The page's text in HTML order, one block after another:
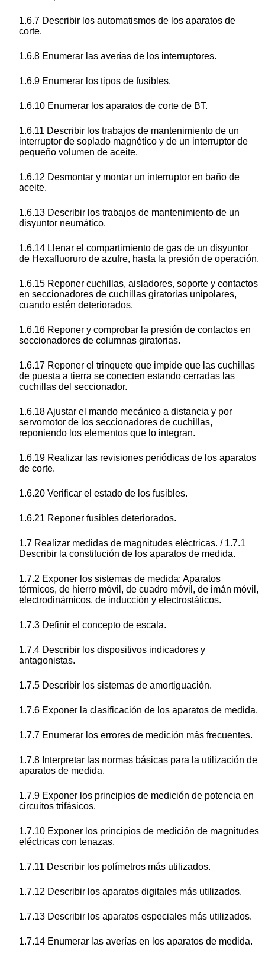
1.6.7 Describir los automatismos de los aparatos de
corte.
1.6.8 Enumerar las averías de los interruptores.
1.6.9 Enumerar los tipos de fusibles.
1.6.10 Enumerar los aparatos de corte de BT.
1.6.11 Describir los trabajos de mantenimiento de un
interruptor de soplado magnético y de un interruptor de
pequeño volumen de aceite.
1.6.12 Desmontar y montar un interruptor en baño de
aceite.
1.6.13 Describir los trabajos de mantenimiento de un
disyuntor neumático.
1.6.14 Llenar el compartimiento de gas de un disyuntor
de Hexafluoruro de azufre, hasta la presión de operación.
1.6.15 Reponer cuchillas, aisladores, soporte y contactos
en seccionadores de cuchillas giratorias unipolares,
cuando estén deteriorados.
1.6.16 Reponer y comprobar la presión de contactos en
seccionadores de columnas giratorias.
1.6.17 Reponer el trinquete que impide que las cuchillas
de puesta a tierra se conecten estando cerradas las
cuchillas del seccionador.
1.6.18 Ajustar el mando mecánico a distancia y por
servomotor de los seccionadores de cuchillas,
reponiendo los elementos que lo integran.
1.6.19 Realizar las revisiones periódicas de los aparatos
de corte.
1.6.20 Verificar el estado de los fusibles.
1.6.21 Reponer fusibles deteriorados.
1.7 Realizar medidas de magnitudes eléctricas. / 1.7.1
Describir la constitución de los aparatos de medida.
1.7.2 Exponer los sistemas de medida: Aparatos
térmicos, de hierro móvil, de cuadro móvil, de imán móvil,
electrodinámicos, de inducción y electrostáticos.
1.7.3 Definir el concepto de escala.
1.7.4 Describir los dispositivos indicadores y
antagonistas.
1.7.5 Describir los sistemas de amortiguación.
1.7.6 Exponer la clasificación de los aparatos de medida.
1.7.7 Enumerar los errores de medición más frecuentes.
1.7.8 Interpretar las normas básicas para la utilización de
aparatos de medida.
1.7.9 Exponer los principios de medición de potencia en
circuitos trifásicos.
1.7.10 Exponer los principios de medición de magnitudes
eléctricas con tenazas.
1.7.11 Describir los polímetros más utilizados.
1.7.12 Describir los aparatos digitales más utilizados.
1.7.13 Describir los aparatos especiales más utilizados.
1.7.14 Enumerar las averías en los aparatos de medida.